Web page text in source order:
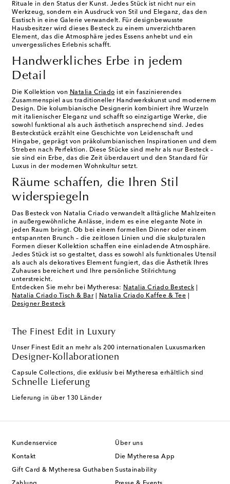
Rituale in den Status der Kunst. Jedes Stück ist nicht nur ein
Werkzeug, sondern ein Ausdruck von Stil und Eleganz, das den
Esstisch in eine Galerie verwandelt. Für designbewusste
Hausbesitzer wird dieses Besteck zu einem unverzichtbaren
Element, das die Atmosphäre jedes Essens anhebt und ein
unvergessliches Erlebnis schafft.
Handwerkliches Erbe in jedem
Detail
Die Kollektion von Natalia Criado ist ein faszinierendes
Zusammenspiel aus traditioneller Handwerkskunst und modernem
Design. Die kolumbianische Designerin kombiniert ihre Wurzeln
mit italienischer Eleganz und schafft so einzigartige Werke, die
sowohl funktional als auch ästhetisch ansprechend sind. Jedes
Besteckstück erzählt eine Geschichte von Leidenschaft und
Hingabe, geprägt von präkolumbianischen Inspirationen und dem
Streben nach Perfektion. Diese Stücke sind mehr als nur Besteck –
sie sind ein Erbe, das die Zeit überdauert und den Standard für
Luxus in der modernen Wohnkultur setzt.
Räume schaffen, die Ihren Stil
widerspiegeln
Das Besteck von Natalia Criado verwandelt alltägliche Mahlzeiten
in außergewöhnliche Anlässe, indem es eine elegante Note in
jeden Raum bringt. Ob bei einem formellen Dinner oder einem
entspannten Brunch – die zeitlosen Linien und die skulpturalen
Formen dieser Kollektion schaffen eine einladende Atmosphäre.
Jedes Stück ist so gestaltet, dass es sowohl als funktionales Utensil
als auch als dekoratives Element fungiert, das die Ästhetik Ihres
Zuhauses bereichert und Ihre persönliche Stilrichtung
unterstreicht.
Entdecken Sie mehr bei Mytheresa: Natalia Criado Besteck
Natalia Criado Tisch & Bar| Natalia Criado Kaffee & Tee
Designer Besteck
The Finest Edit in Luxury
Unser Finest Edit an mehr als 200 internationalen Luxusmarken
Designer-Kollaborationen
Capsule Collections, die exklusiv bei Mytheresa erhältlich sind
Schnelle Lieferung
Lieferung in über 130 Länder
Kundenservice
Kontakt
Gift Card & Mytheresa Guthaben
Über uns
Die Mytheresa App
Sustainability